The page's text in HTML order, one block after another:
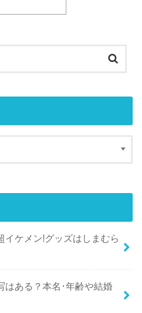
イケメン!グッズはしまむら
はある？本名･年齢や結婚